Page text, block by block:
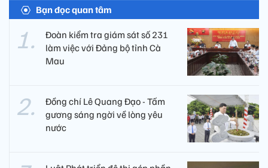
Bạn đọc quan tâm
Đoàn kiểm tra giám sát số 231
làm việc với Đảng bộ tỉnh Cà
Mau
Đồng chí Lê Quang Đạo - Tấm
gương sáng ngời về lòng yêu
nước